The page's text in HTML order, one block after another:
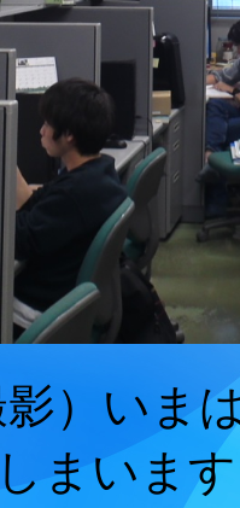
影）い
まいま